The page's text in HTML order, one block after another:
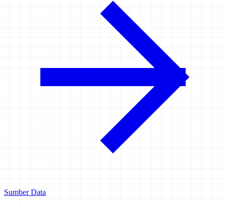
Sumber Data